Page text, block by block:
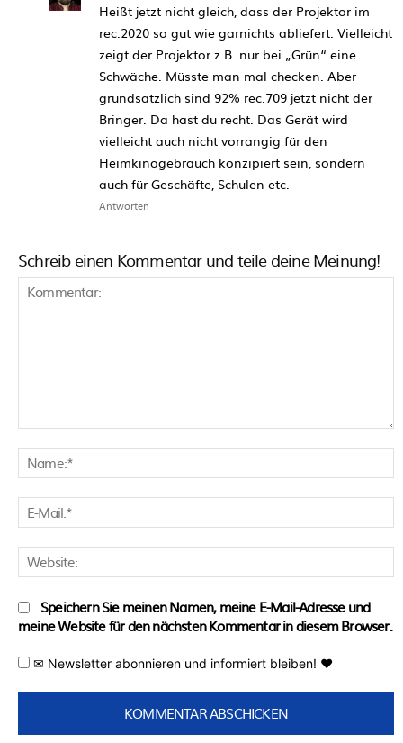
Heißt jetzt nicht gleich, dass der Projektor im
rec.2020 so gut wie garnichts abliefert. Vielleicht
zeigt der Projektor z.B. nur bei „Grün“ eine
Schwäche. Müsste man mal checken. Aber
grundsätzlich sind 92% rec.709 jetzt nicht der
Bringer. Da hast du recht. Das Gerät wird
vielleicht auch nicht vorrangig für den
Heimkinogebrauch konzipiert sein, sondern
auch für Geschäfte, Schulen etc.
Antworten
Schreib einen Kommentar und teile deine Meinung!
Speichern Sie meinen Namen, meine E-Mail-Adresse und
meine Website für den nächsten Kommentar in diesem Browser.
✉ Newsletter abonnieren und informiert bleiben! ♥